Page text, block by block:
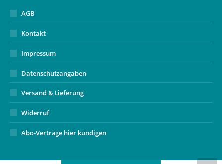
AGB
Kontakt
Impressum
Datenschutzangaben
Versand & Lieferung
Widerruf
Abo-Verträge hier kündigen